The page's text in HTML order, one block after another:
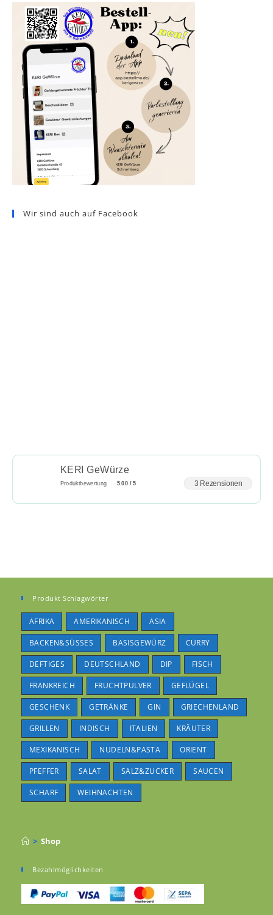
Wir sind auch auf Facebook
KERI GeWürze
Produktbewertung 5.00 / 5 3 Rezensionen
Produkt Schlagwörter
AFRIKA AMERIKANISCH ASIA
BACKEN&SÜSSES BASISGEWÜRZ CURRY
DEFTIGES DEUTSCHLAND DIP FISCH
FRANKREICH FRUCHTPULVER GEFLÜGEL
GESCHENK GETRÄNKE GIN GRIECHENLAND
GRILLEN INDISCH ITALIEN KRÄUTER
MEXIKANISCH NUDELN&PASTA ORIENT
PFEFFER SALAT SALZ&ZUCKER SAUCEN
SCHARF WEIHNACHTEN
> Shop
Bezahlmöglichkeiten